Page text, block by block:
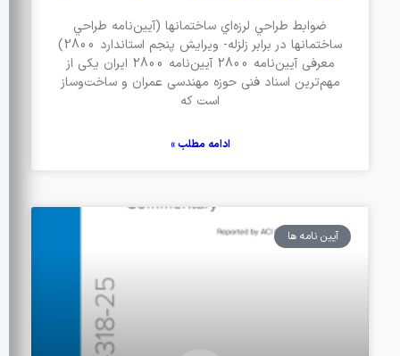
ضوابط طراحي لرزه‌اي ساختمانها (آيين‌نامه طراحي
ساختمانها در برابر زلزله- ويرايش پنجم استاندارد 2800)
معرفی آیین‌نامه 2800 آیین‌نامه 2800 ایران یکی از
مهم‌ترین اسناد فنی حوزه مهندسی عمران و ساخت‌وساز
است که
ادامه مطلب »
آیین نامه ها